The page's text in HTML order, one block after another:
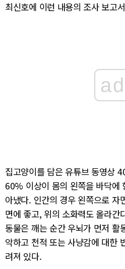
최신호에 이런 내용의 조사 보고
ad
집고양이를 담은 유튜브 동영상
60% 이상이 몸의 왼쪽을 바닥에
아냈다. 인간의 경우 왼쪽으로 자
면에 좋고, 위의 소화력도 올라간
동물은 깨는 순간 우뇌가 먼저 활
악하고 천적 또는 사냥감에 대한
려져 있다.